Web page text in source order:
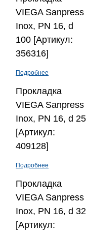
VIEGA Sanpress
Inox, PN 16, d
100 [Артикул:
356316]
Подробнее
Прокладка
VIEGA Sanpress
Inox, PN 16, d 25
[Артикул:
409128]
Подробнее
Прокладка
VIEGA Sanpress
Inox, PN 16, d 32
[Артикул: